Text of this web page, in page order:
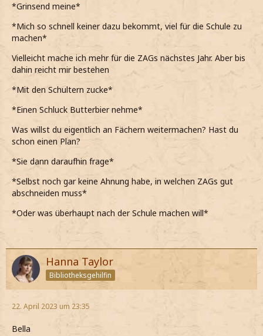
*Grinsend meine*
*Mich so schnell keiner dazu bekommt, viel für die Schule zu
machen*
Vielleicht mache ich mehr für die ZAGs nächstes Jahr. Aber bis
dahin reicht mir bestehen
*Mit den Schultern zucke*
*Einen Schluck Butterbier nehme*
Was willst du eigentlich an Fächern weitermachen? Hast du
schon einen Plan?
*Sie dann daraufhin frage*
*Selbst noch gar keine Ahnung habe, in welchen ZAGs gut
abschneiden muss*
*Oder was überhaupt nach der Schule machen will*
Hanna Taylor
Bibliotheksgehilfin
22. April 2023 um 23:35
Bella